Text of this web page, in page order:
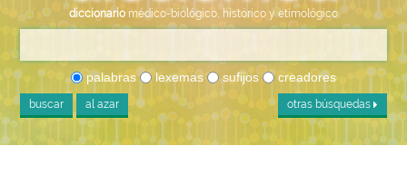
diccionario médico-biológico, histórico y etimológico
palabras lexemas sufijos creadores
buscar al azar otras búsquedas